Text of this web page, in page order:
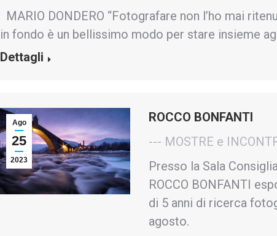
MARIO DONDERO “Fotografare non l’ho mai
in fondo è un bellissimo modo per stare insieme
Dettagli
Ago
25
2023
ROCCO BONFANTI
--- MOSTRE e
Presso la Sala
ROCCO BONFANTI
di 5 anni di ricerca
agosto.